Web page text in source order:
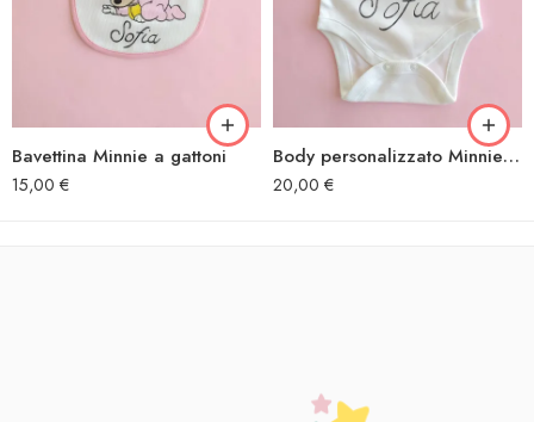
Bavettina Minnie a gattoni
15,00 €
Body personalizzato Minnie a gattoni
20,00 €